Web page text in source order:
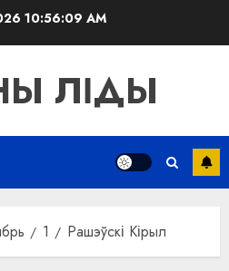
10:56:09 AM
ЛІДЫ
1 Рашэўскі Кірыл